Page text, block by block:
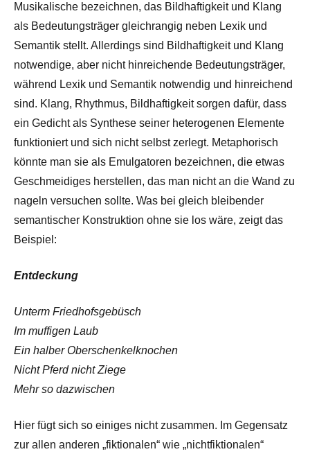
Musikalische bezeichnen, das Bildhaftigkeit und Klang
als Bedeutungsträger gleichrangig neben Lexik und
Semantik stellt. Allerdings sind Bildhaftigkeit und Klang
notwendige, aber nicht hinreichende Bedeutungsträger,
während Lexik und Semantik notwendig und hinreichend
sind. Klang, Rhythmus, Bildhaftigkeit sorgen dafür, dass
ein Gedicht als Synthese seiner heterogenen Elemente
funktioniert und sich nicht selbst zerlegt. Metaphorisch
könnte man sie als Emulgatoren bezeichnen, die etwas
Geschmeidiges herstellen, das man nicht an die Wand zu
nageln versuchen sollte. Was bei gleich bleibender
semantischer Konstruktion ohne sie los wäre, zeigt das
Beispiel:
Entdeckung
Unterm Friedhofsgebüsch
Im muffigen Laub
Ein halber Oberschenkelknochen
Nicht Pferd nicht Ziege
Mehr so dazwischen
Hier fügt sich so einiges nicht zusammen. Im Gegensatz
zur allen anderen „fiktionalen“ wie „nichtfiktionalen“